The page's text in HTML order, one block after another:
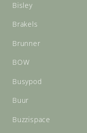
Bisley
Brakels
Brunner
BOW
Busypod
Buur
Buzzispace